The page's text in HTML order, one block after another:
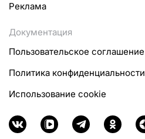
Реклама
Документация
Пользовательское соглашение
Политика конфиденциальности
Использование cookie